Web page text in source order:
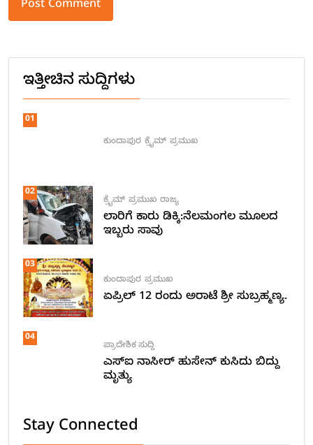
ಇತ್ತೀಚಿನ ಸುದ್ದಿಗಳು
01
ಕುಂದಾಪುರ ಕ್ರೈಮ್ ಪ್ರಮುಖ
02
ಕ್ರೈಮ್ ಪ್ರಮುಖ ರಾಜ್ಯ
ಲಾರಿಗೆ ಕಾರು ಡಿಕ್ಕಿ:ನೆಲಮಂಗಲ ಮೂಲದ
ಇಬ್ಬರು ಸಾವು
03
ಕುಂದಾಪುರ ಪ್ರಮುಖ
ಏಪ್ರಿಲ್ 12 ರಂದು ಅರಾಟೆ ಶ್ರೀ ಸುಬ್ರಹ್ಮಣ್ಯ.
04
ಪ್ರಾದೇಶಿಕ ಸುದ್ದಿ
ಎಸ್ಐ ನಾಸೀರ್ ಹುಸೇನ್ ಕುಸಿದು ಬಿದ್ದು
ಮೃತ್ಯು
Stay Connected